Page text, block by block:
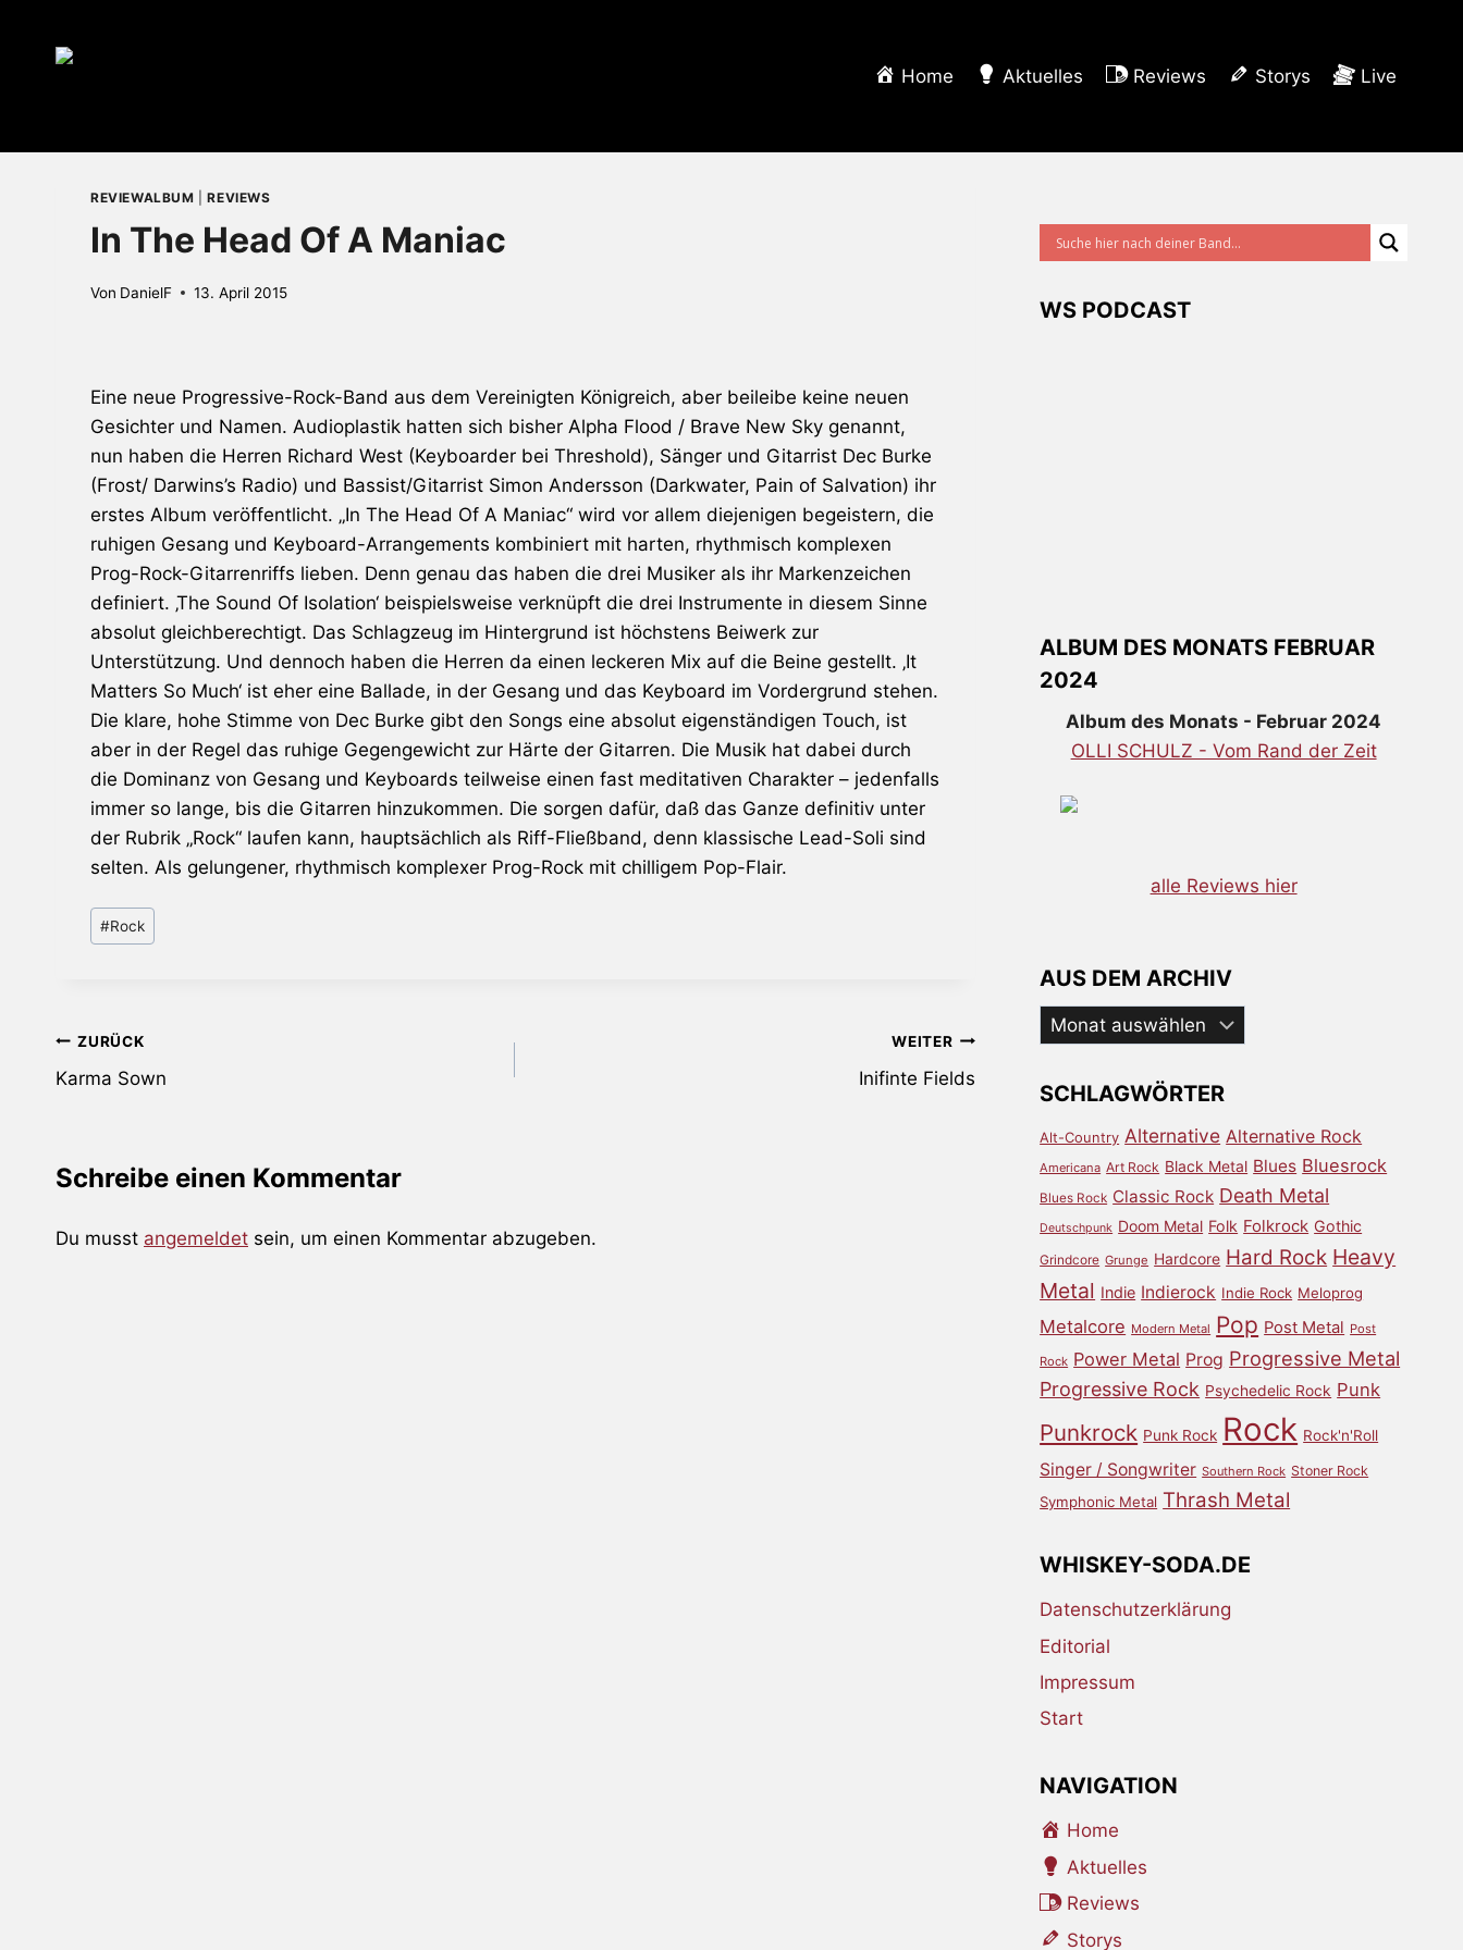
Home Aktuelles Reviews Storys Live
REVIEWALBUM |REVIEWS
In The Head Of A Maniac
Von DanielF 13. April 2015
Eine neue Progressive-Rock-Band aus dem Vereinigten Königreich, aber beileibe keine neuen
Gesichter und Namen. Audioplastik hatten sich bisher Alpha Flood / Brave New Sky genannt,
nun haben die Herren Richard West (Keyboarder bei Threshold), Sänger und Gitarrist Dec Burke
(Frost/ Darwins’s Radio) und Bassist/Gitarrist Simon Andersson (Darkwater, Pain of Salvation) ihr
erstes Album veröffentlicht. „In The Head Of A Maniac“ wird vor allem diejenigen begeistern, die
ruhigen Gesang und Keyboard-Arrangements kombiniert mit harten, rhythmisch komplexen
Prog-Rock-Gitarrenriffs lieben. Denn genau das haben die drei Musiker als ihr Markenzeichen
definiert. ‚The Sound Of Isolation‘ beispielsweise verknüpft die drei Instrumente in diesem Sinne
absolut gleichberechtigt. Das Schlagzeug im Hintergrund ist höchstens Beiwerk zur
Unterstützung. Und dennoch haben die Herren da einen leckeren Mix auf die Beine gestellt. ‚It
Matters So Much‘ ist eher eine Ballade, in der Gesang und das Keyboard im Vordergrund stehen.
Die klare, hohe Stimme von Dec Burke gibt den Songs eine absolut eigenständigen Touch, ist
aber in der Regel das ruhige Gegengewicht zur Härte der Gitarren. Die Musik hat dabei durch
die Dominanz von Gesang und Keyboards teilweise einen fast meditativen Charakter – jedenfalls
immer so lange, bis die Gitarren hinzukommen. Die sorgen dafür, daß das Ganze definitiv unter
der Rubrik „Rock“ laufen kann, hauptsächlich als Riff-Fließband, denn klassische Lead-Soli sind
selten. Als gelungener, rhythmisch komplexer Prog-Rock mit chilligem Pop-Flair.
Schlagworte:
#Rock
Beitragsnavigation
ZURÜCK
Karma Sown
WEITER
Inifinte Fields
Schreibe einen Kommentar
Du musst angemeldet sein, um einen Kommentar abzugeben.
WS PODCAST
ALBUM DES MONATS FEBRUAR
2024
Album des Monats - Februar 2024
OLLI SCHULZ - Vom Rand der Zeit
alle Reviews hier
AUS DEM ARCHIV
Aus
dem
SCHLAGWÖRTER
Alt-Country Alternative Alternative Rock
Americana Art Rock Black Metal Blues Bluesrock
Blues Rock Classic Rock Death Metal
Deutschpunk Doom Metal Folk Folkrock Gothic
Grindcore Grunge Hardcore Hard Rock Heavy
Metal Indie Indierock Indie Rock Meloprog
Metalcore Modern Metal Pop Post Metal Post
Rock Power Metal Prog Progressive Metal
Progressive Rock Psychedelic Rock Punk
Punkrock Punk Rock Rock Rock'n'Roll
Singer / Songwriter Southern Rock Stoner Rock
Symphonic Metal Thrash Metal
WHISKEY-SODA.DE
Datenschutzerklärung
Editorial
Impressum
Start
NAVIGATION
Home
Aktuelles
Reviews
Storys